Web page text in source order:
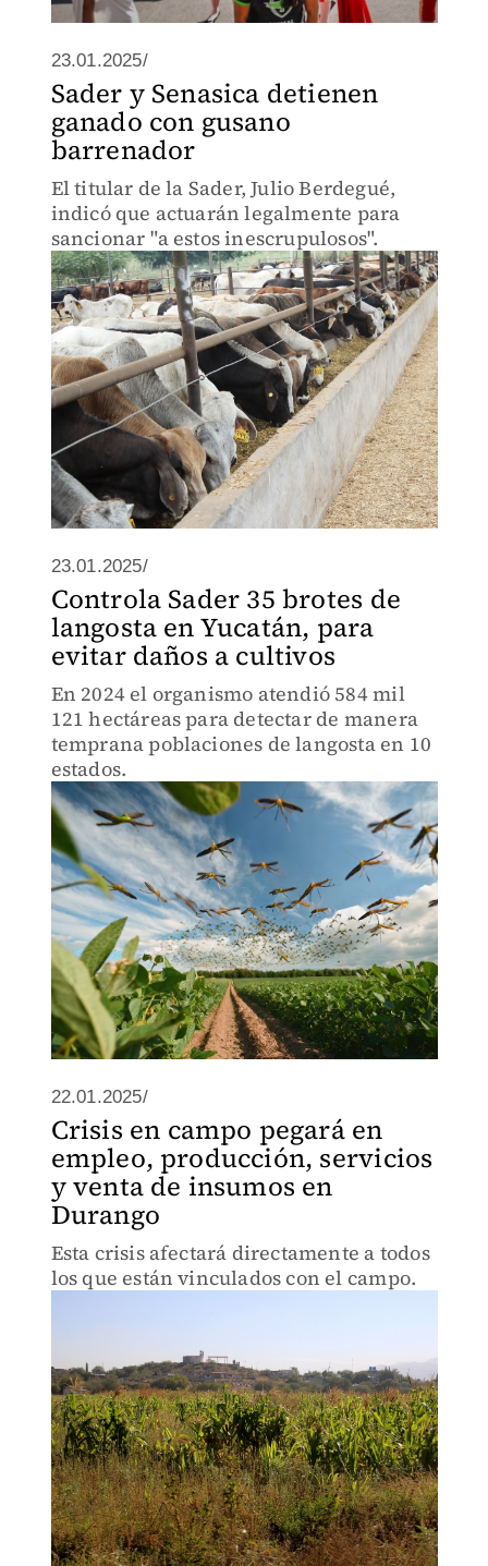
23.01.2025/
Sader y Senasica detienen
ganado con gusano
barrenador
El titular de la Sader, Julio Berdegué,
indicó que actuarán legalmente para
sancionar "a estos inescrupulosos".
23.01.2025/
Controla Sader 35 brotes de
langosta en Yucatán, para
evitar daños a cultivos
En 2024 el organismo atendió 584 mil
121 hectáreas para detectar de manera
temprana poblaciones de langosta en 10
estados.
22.01.2025/
Crisis en campo pegará en
empleo, producción, servicios
y venta de insumos en
Durango
Esta crisis afectará directamente a todos
los que están vinculados con el campo.